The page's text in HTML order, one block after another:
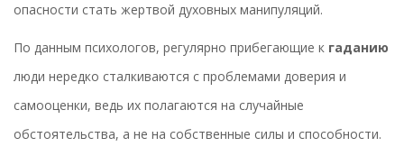
опасности стать жертвой духовных манипуляций.
По данным психологов, регулярно прибегающие к гаданию
люди нередко сталкиваются с проблемами доверия и
самооценки, ведь их полагаются на случайные
обстоятельства, а не на собственные силы и способности.